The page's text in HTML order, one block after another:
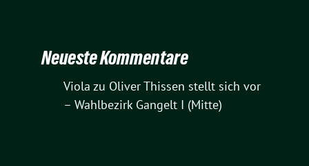
Neueste Kommentare
Viola zu Oliver Thissen stellt sich vor
– Wahlbezirk Gangelt I (Mitte)